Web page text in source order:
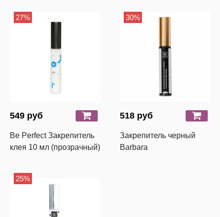
27%
549 руб
Be Perfect Закрепитель
клея 10 мл (прозрачный)
30%
518 руб
Закрепитель черный
Barbara
25%